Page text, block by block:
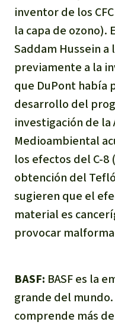
inventor de los
la capa de
Saddam Hussein a
previamente a la
que DuPont había
desarrollo del
investigación de la
Medioambiental
los efectos del C-
obtención del
sugieren que el
material es
provocar
BASF: BASF es la
grande del
comprende más